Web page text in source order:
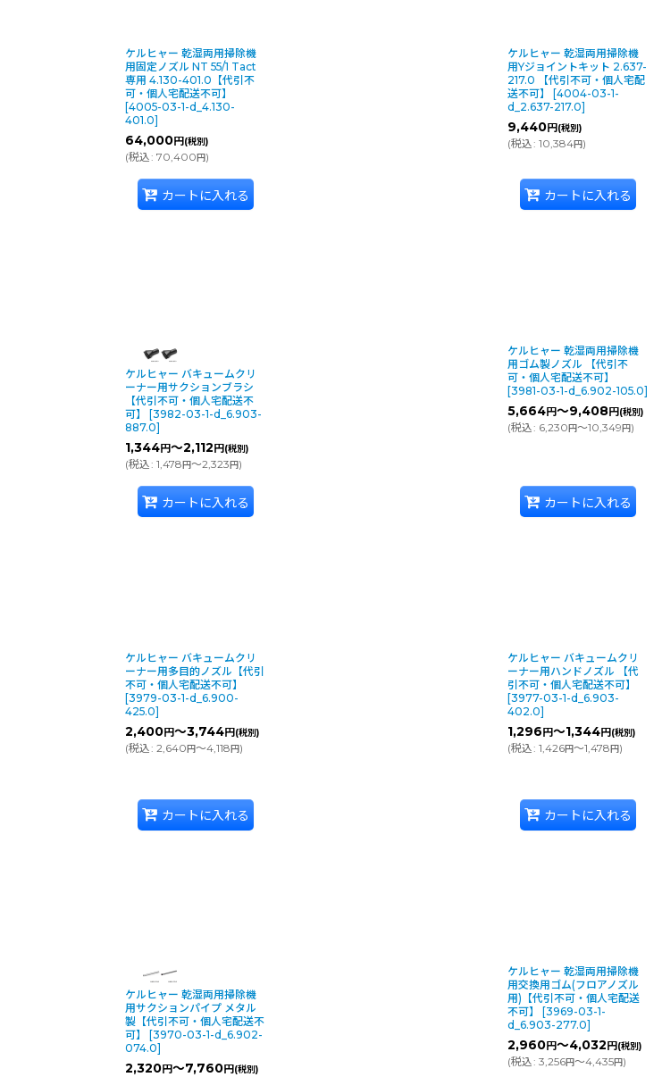
ケルヒャー 乾湿両用掃除機
用固定ノズル NT 55/1 Tact
専用 4.130-401.0【代引不
可・個人宅配送不可】
[4005-03-1-d_4.130-
401.0]
64,000円 (税別)
(税込: 70,400円)
カートに入れる
ケルヒャー 乾湿両用掃除機
用Yジョイントキット 2.637-
217.0 【代引不可・個人宅配
送不可】
[4004-03-1-
d_2.637-217.0]
9,440円 (税別)
(税込: 10,384円)
カートに入れる
ケルヒャー バキュームクリ
ーナー用サクションブラシ
【代引不可・個人宅配送不
可】
[3982-03-1-d_6.903-
887.0]
1,344円～2,112 円 (税別)
(税込: 1,478 円～2,323 円)
カートに入れる
ケルヒャー 乾湿両用掃除機
用ゴム製ノズル 【代引不
可・個人宅配送不可】
[3981-03-1-d_6.902-105.0]
5,664円～9,408円 (税別)
(税込: 6,230円～10,349円)
カートに入れる
ケルヒャー バキュームクリ
ーナー用多目的ノズル【代引
不可・個人宅配送不可】
[3979-03-1-d_6.900-
425.0]
2,400円～3,744円 (税別)
(税込: 2,640 円～4,118 円)
カートに入れる
ケルヒャー バキュームクリ
ーナー用ハンドノズル 【代
引不可・個人宅配送不可】
[3977-03-1-d_6.903-
402.0]
1,296 円～1,344円 (税別)
(税込: 1,426円～1,478 円)
カートに入れる
ケルヒャー 乾湿両用掃除機
用サクションパイプ メタル
製【代引不可・個人宅配送不
可】
[3970-03-1-d_6.902-
074.0]
2,320円～7,760円 (税別)
ケルヒャー 乾湿両用掃除機
用交換用ゴム(フロアノズル
用)【代引不可・個人宅配送
不可】
[3969-03-1-
d_6.903-277.0]
2,960円～4,032 円 (税別)
(税込: 3,256円～4,435円)